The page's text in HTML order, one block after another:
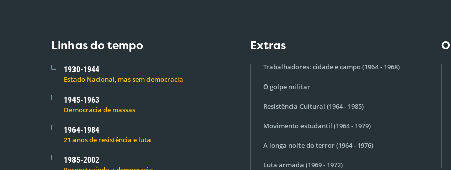
Linhas do tempo
1930-1944
Estado Nacional, mas sem democracia
1945-1963
Democracia de massas
1964-1984
21 anos de resistência e luta
1985-2002
Extras
Trabalhadores: cidade e campo (1964 - 1968)
O golpe militar
Resistência Cultural (1964 - 1985)
Movimento estudantil (1964 - 1979)
A longa noite do terror (1964 - 1976)
Luta armada (1969 - 1972)